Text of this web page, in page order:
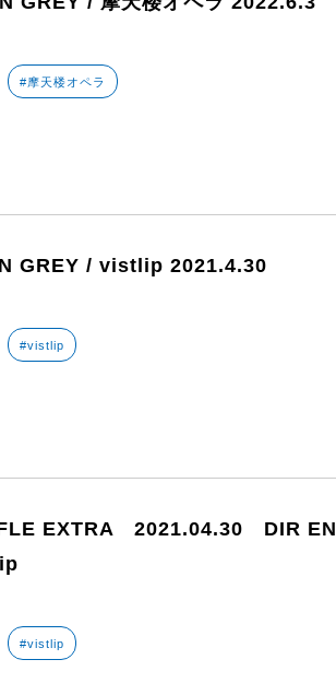
#摩天楼オペラ
GREY / vistlip 2021.4.30
#vistlip
EXTRA 2021.04.30 DIR EN
#vistlip